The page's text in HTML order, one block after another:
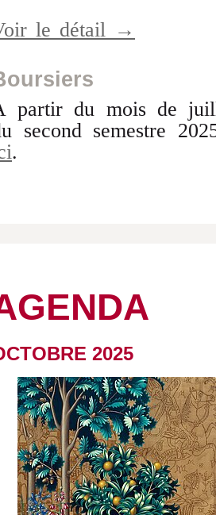
le détail →
partir du mois de
second semestre
.
2025